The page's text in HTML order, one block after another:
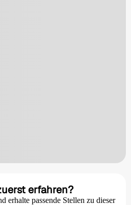
erfahren?
erhalte passende Stellen zu dieser